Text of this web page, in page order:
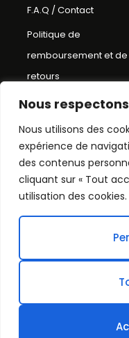
Nous
Nous utilisons des
expérience de
des contenus
cliquant sur « Tout
utilisation des cookies.
F.A.Q / Contact
Politique de
remboursement et de
retours
Conditions Générales
Mentions Légales
Plan du Site